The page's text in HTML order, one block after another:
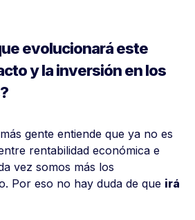
evolucionará este
y la inversión en los
gente entiende que ya no es
rentabilidad económica e
vez somos más los
Por eso no hay duda de que irá